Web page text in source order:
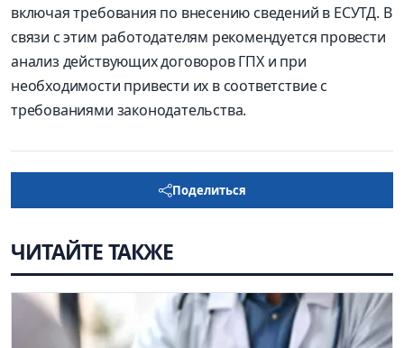
включая требования по внесению сведений в ЕСУТД. В
связи с этим работодателям рекомендуется провести
анализ действующих договоров ГПХ и при
необходимости привести их в соответствие с
требованиями законодательства.
Поделиться
ЧИТАЙТЕ ТАКЖЕ